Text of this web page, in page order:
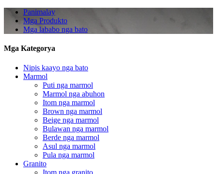
Panimalay
Mga Produkto
Mga lababo nga bato
Mga Kategorya
Nipis kaayo nga bato
Marmol
Puti nga marmol
Marmol nga abuhon
Itom nga marmol
Brown nga marmol
Beige nga marmol
Bulawan nga marmol
Berde nga marmol
Asul nga marmol
Pula nga marmol
Granito
Itom nga granito